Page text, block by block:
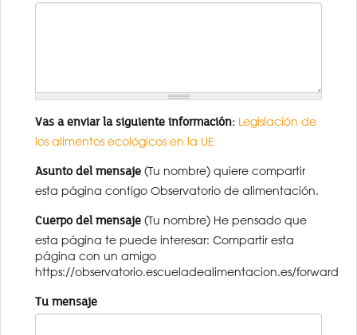
Vas a enviar la siguiente información: Legislación de
los alimentos ecológicos en la UE
Asunto del mensaje (Tu nombre) quiere compartir
esta página contigo Observatorio de alimentación.
Cuerpo del mensaje (Tu nombre) He pensado que
esta página te puede interesar: Compartir esta
página con un amigo
https://observatorio.escueladealimentacion.es/forward
Tu mensaje